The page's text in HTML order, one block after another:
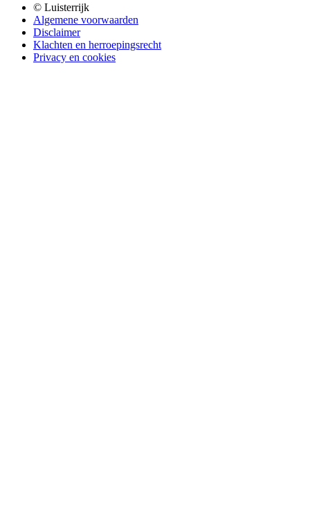
© Luisterrijk
Algemene voorwaarden
Disclaimer
Klachten en herroepingsrecht
Privacy en cookies